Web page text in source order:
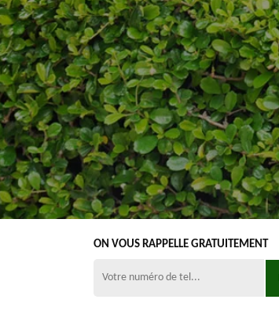
ON VOUS RAPPELLE GRATUITEMENT